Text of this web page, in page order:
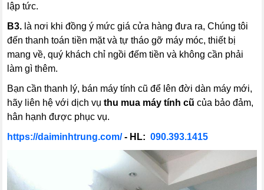
lập tức.
B3. là nơi khi đồng ý mức giá cửa hàng đưa ra, Chúng tôi
đến thanh toán tiền mặt và tự tháo gỡ máy móc, thiết bị
mang về, quý khách chỉ ngồi đếm tiền và không cần phải
làm gì thêm.
Bạn cần thanh lý, bán máy tính cũ để lên đời dàn máy mới,
hãy liên hệ với dịch vụthu mua máy tính cũ của bảo đảm,
hân hạnh được phục vụ.
https://daiminhtrung.com/- HL:090.393.1415